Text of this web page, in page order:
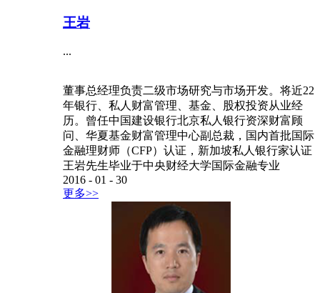
王岩
...
董事总经理负责二级市场研究与市场开发。将近22
年银行、私人财富管理、基金、股权投资从业经
历。曾任中国建设银行北京私人银行资深财富顾
问、华夏基金财富管理中心副总裁，国内首批国际
金融理财师（CFP）认证，新加坡私人银行家认证
王岩先生毕业于中央财经大学国际金融专业
2016 - 01 - 30
更多>>